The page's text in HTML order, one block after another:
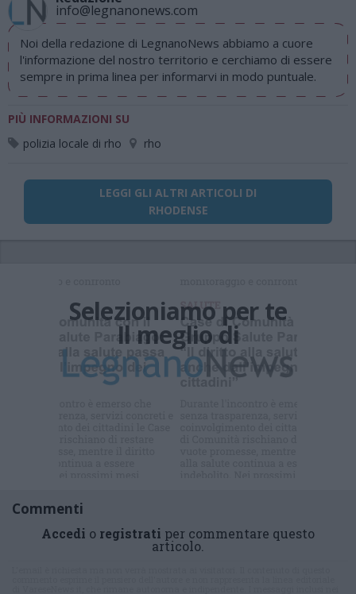
info@legnanonews.com
Noi della redazione di LegnanoNews abbiamo a cuore
l'informazione del nostro territorio e cerchiamo di essere
sempre in prima linea per informarvi in modo puntuale.
PIÙ INFORMAZIONI SU
polizia locale di rho
rho
LEGGI GLI ALTRI ARTICOLI DI
RHODENSE
Selezioniamo per te
Il meglio di
Commenti
Accedi o registrati per commentare questo
articolo.